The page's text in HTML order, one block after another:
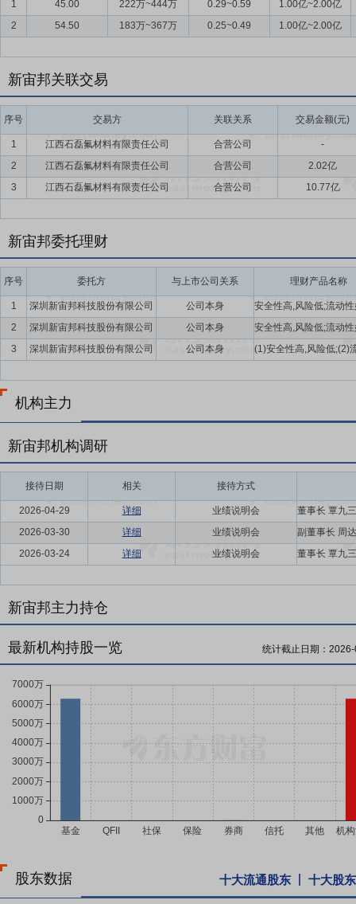
1 45.00 222万~444万 0.29~0.59
1.00亿~2.00亿
2
54.50 183万~367万 0.25~0.49 1.00亿~2.00亿
新宙邦关联交易
序号 交易方 关联关系 交易金额(元)
1 江西石磊氟材料有限责任公司 合营公司
-
2
江西石磊氟材料有限责任公司 合营公司
2.02亿
3
江西石磊氟材料有限责任公司 合营公司 10.77亿
新宙邦委托理财
序号 委托方 与上市公司关系 理财产品名称
1 深圳新宙邦科技股份有限公司
公司本身
2
深圳新宙邦科技股份有限公司
公司本身
3
深圳新宙邦科技股份有限公司 公司本身
机构主力
新宙邦机构调研
接待日期 相关 接待方式
2026-04-29 详细
业绩说明会
2026-03-30
详细
业绩说明会
2026-03-24
详细 业绩说明会
新宙邦主力持仓
最新机构持股一览 统计截止日期：
股东数据 十大流通股东 十大股东